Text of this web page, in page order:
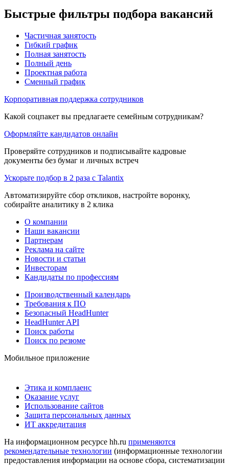
Быстрые фильтры подбора вакансий
Частичная занятость
Гибкий график
Полная занятость
Полный день
Проектная работа
Сменный график
Корпоративная поддержка сотрудников
Какой соцпакет вы предлагаете семейным сотрудникам?
Оформляйте кандидатов онлайн
Проверяйте сотрудников и подписывайте кадровые
документы без бумаг и личных встреч
Ускорьте подбор в 2 раза с Talantix
Автоматизируйте сбор откликов, настройте воронку,
собирайте аналитику в 2 клика
О компании
Наши вакансии
Партнерам
Реклама на сайте
Новости и статьи
Инвесторам
Кандидаты по профессиям
Производственный календарь
Требования к ПО
Безопасный HeadHunter
HeadHunter API
Поиск работы
Поиск по резюме
Мобильное приложение
Этика и комплаенс
Оказание услуг
Использование сайтов
Защита персональных данных
ИТ аккредитация
На информационном ресурсе hh.ru применяются
рекомендательные технологии (информационные технологии
предоставления информации на основе сбора, систематизации